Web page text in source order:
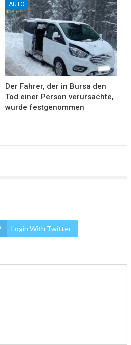
AUTO
Der Fahrer, der in Bursa den
Tod einer Person verursachte,
wurde festgenommen
Login With Twitter